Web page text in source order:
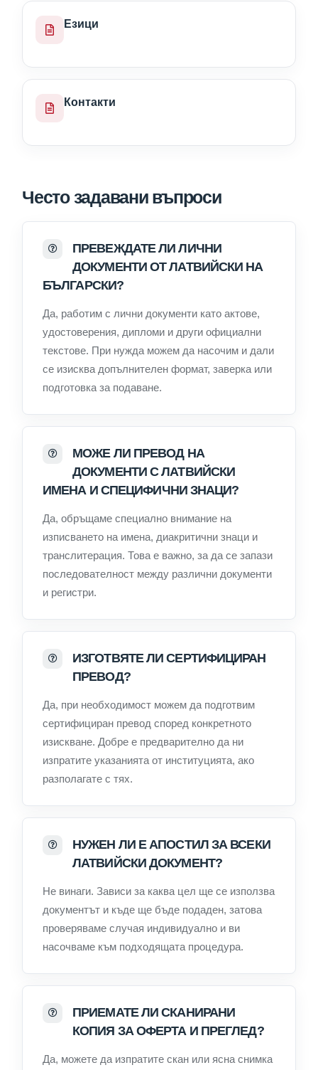
Езици
Контакти
Често задавани въпроси
ПРЕВЕЖДАТЕ ЛИ ЛИЧНИ
ДОКУМЕНТИ ОТ ЛАТВИЙСКИ НА
БЪЛГАРСКИ?
Да, работим с лични документи като актове,
удостоверения, дипломи и други официални
текстове. При нужда можем да насочим и дали
се изисква допълнителен формат, заверка или
подготовка за подаване.
МОЖЕ ЛИ ПРЕВОД НА
ДОКУМЕНТИ С ЛАТВИЙСКИ
ИМЕНА И СПЕЦИФИЧНИ ЗНАЦИ?
Да, обръщаме специално внимание на
изписването на имена, диакритични знаци и
транслитерация. Това е важно, за да се запази
последователност между различни документи
и регистри.
ИЗГОТВЯТЕ ЛИ СЕРТИФИЦИРАН
ПРЕВОД?
Да, при необходимост можем да подготвим
сертифициран превод според конкретното
изискване. Добре е предварително да ни
изпратите указанията от институцията, ако
разполагате с тях.
НУЖЕН ЛИ Е АПОСТИЛ ЗА ВСЕКИ
ЛАТВИЙСКИ ДОКУМЕНТ?
Не винаги. Зависи за каква цел ще се използва
документът и къде ще бъде подаден, затова
проверяваме случая индивидуално и ви
насочваме към подходящата процедура.
ПРИЕМАТЕ ЛИ СКАНИРАНИ
КОПИЯ ЗА ОФЕРТА И ПРЕГЛЕД?
Да, можете да изпратите скан или ясна снимка